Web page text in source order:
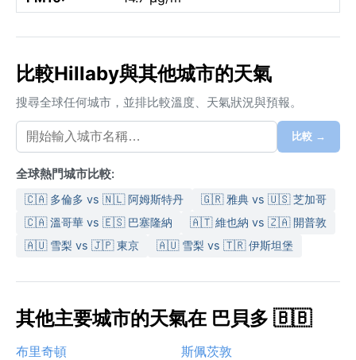
比較Hillaby與其他城市的天氣
搜尋全球任何城市，並排比較溫度、天氣狀況與預報。
比較 →
全球熱門城市比較:
🇨🇦 多倫多 vs 🇳🇱 阿姆斯特丹
🇬🇷 雅典 vs 🇺🇸 芝加哥
🇨🇦 溫哥華 vs 🇪🇸 巴塞隆納
🇦🇹 維也納 vs 🇿🇦 開普敦
🇦🇺 雪梨 vs 🇯🇵 東京
🇦🇺 雪梨 vs 🇹🇷 伊斯坦堡
其他主要城市的天氣在 巴貝多 🇧🇧
布里奇頓
斯佩茨敦